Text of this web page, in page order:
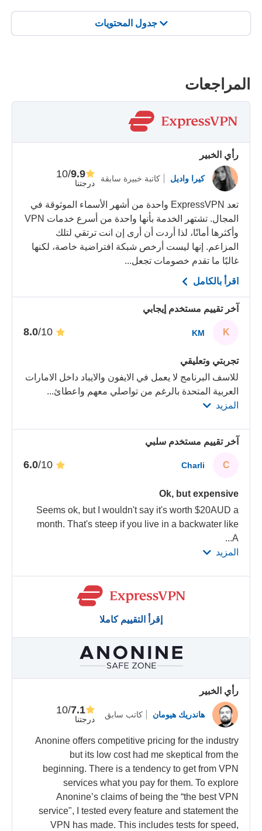
جدول المحتويات
المراجعات
رأي الخبير
كيرا واديل كاتبة خبيرة سابقة درجتنا
9.9
/10
تعد ExpressVPN واحدة من أشهر الأسماء الموثوقة في
المجال. تشتهر الخدمة بأنها واحدة من أسرع خدمات VPN
وأكثرها أمانًا، لذا أردت أن أرى إن انت ترتقي لتلك
المزاعم. إنها ليست أرخص شبكة افتراضية خاصة، لكنها
غالبًا ما تقدم خصومات تجعل...
اقرأ بالكامل
آخر تقييم مستخدم إيجابي
K
KM
/10
تجربتي وتعليقي
للاسف البرنامج لا يعمل في الايفون والايباد داخل الامارات
العربية المتحدة بالرغم من تواصلي معهم واعطائ...
المزيد
آخر تقييم مستخدم سلبي
C
Charli
/10
Ok, but expensive
Seems ok, but I wouldn't say it's worth $20AUD a
month. That's steep if you live in a backwater like
A
...
المزيد
إقرأ التقييم كاملا
رأي الخبير
هاندريك هيومان كاتب سابق درجتنا
7.1
/10
Anonine offers competitive pricing for the industry
but its low cost had me skeptical from the
beginning. There is a tendency to get from VPN
services what you pay for them. To explore
Anonine’s claims of being the “the best VPN
service", I tested every feature and statement the
VPN has made. This includes tests for speed,